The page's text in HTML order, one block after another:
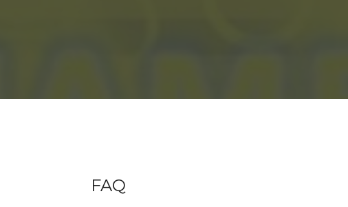
FAQ